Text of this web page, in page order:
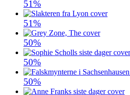
51%
51%
50%
50%
50%